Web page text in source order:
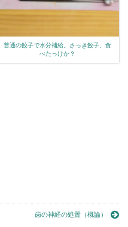
歯の神経の処置（概論）